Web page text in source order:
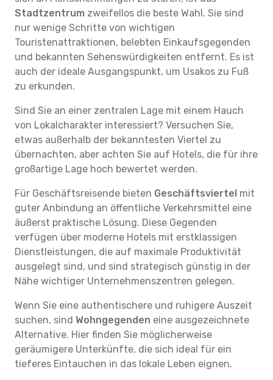
Stadtzentrum zweifellos die beste Wahl. Sie sind
nur wenige Schritte von wichtigen
Touristenattraktionen, belebten Einkaufsgegenden
und bekannten Sehenswürdigkeiten entfernt. Es ist
auch der ideale Ausgangspunkt, um Usakos zu Fuß
zu erkunden.
Sind Sie an einer zentralen Lage mit einem Hauch
von Lokalcharakter interessiert? Versuchen Sie,
etwas außerhalb der bekanntesten Viertel zu
übernachten, aber achten Sie auf Hotels, die für ihre
großartige Lage hoch bewertet werden.
Für Geschäftsreisende bieten Geschäftsviertel mit
guter Anbindung an öffentliche Verkehrsmittel eine
äußerst praktische Lösung. Diese Gegenden
verfügen über moderne Hotels mit erstklassigen
Dienstleistungen, die auf maximale Produktivität
ausgelegt sind, und sind strategisch günstig in der
Nähe wichtiger Unternehmenszentren gelegen.
Wenn Sie eine authentischere und ruhigere Auszeit
suchen, sind Wohngegenden eine ausgezeichnete
Alternative. Hier finden Sie möglicherweise
geräumigere Unterkünfte, die sich ideal für ein
tieferes Eintauchen in das lokale Leben eignen.